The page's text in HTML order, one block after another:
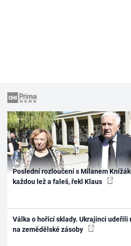
Poslední rozloučení s Milanem
každou lež a faleš, řekl Klaus
Válka o hořící sklady. Ukrajinci udeřili
na zemědělské zásoby